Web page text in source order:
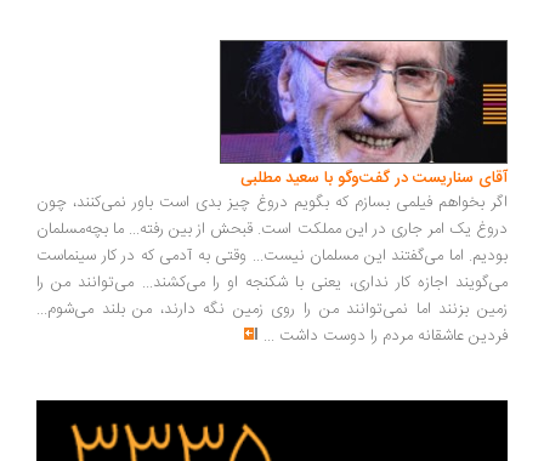
آقای سناریست در گفت‌وگو با سعید مطلبی
اگر بخواهم فیلمی بسازم که بگویم دروغ چیز بدی است باور نمی‌کنند، چون
دروغ یک امر جاری در این مملکت است. قبحش از بین رفته... ما بچه‌مسلمان
بودیم. اما می‌گفتند این مسلمان نیست... وقتی به آدمی که در کار سینماست
می‌گویند اجازه کار نداری، یعنی با شکنجه او را می‌کشند... می‌توانند من را
زمین بزنند اما نمی‌توانند من را روی زمین نگه دارند، من بلند می‌شوم...
فردین عاشقانه مردم را دوست داشت ...